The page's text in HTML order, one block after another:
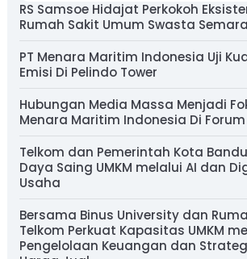
RS Samsoe Hidajat Perkokoh
Rumah Sakit Umum Swasta
PT Menara Maritim Indonesia Uji
Emisi Di Pelindo Tower
Hubungan Media Massa Menjadi
Menara Maritim Indonesia Di Forum
Telkom dan Pemerintah Kota
Daya Saing UMKM melalui AI dan
Usaha
Bersama Binus University dan
Telkom Perkuat Kapasitas UMKM
Pengelolaan Keuangan dan